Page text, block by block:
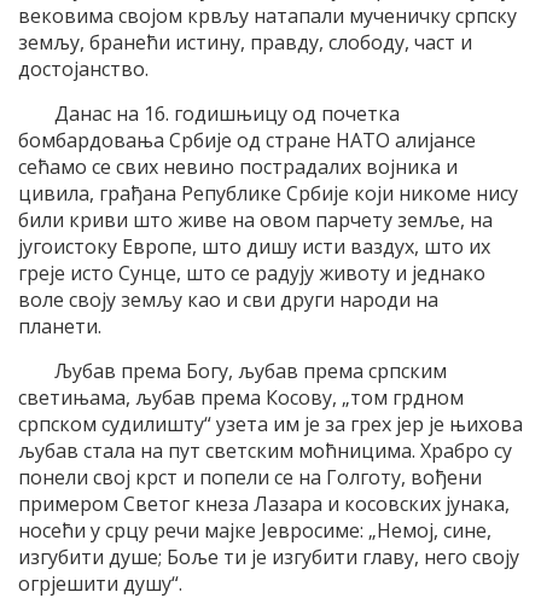
вековима својом крвљу натапали мученичку српску
земљу, бранећи истину, правду, слободу, част и
достојанство.
Данас на 16. годишњицу од почетка
бомбардовања Србије од стране НАТО алијансе
сећамо се свих невино пострадалих војника и
цивила, грађана Републике Србије који никоме нису
били криви што живе на овом парчету земље, на
југоистоку Европе, што дишу исти ваздух, што их
греје исто Сунце, што се радују животу и једнако
воле своју земљу као и сви други народи на
планети.
Љубав према Богу, љубав према српским
светињама, љубав према Косову, „том грдном
српском судилишту“ узета им је за грех јер је њихова
љубав стала на пут светским моћницима. Храбро су
понели свој крст и попели се на Голготу, вођени
примером Светог кнеза Лазара и косовских јунака,
носећи у срцу речи мајке Јевросиме: „Немој, сине,
изгубити душе; Боље ти је изгубити главу, него своју
огрјешити душу“.